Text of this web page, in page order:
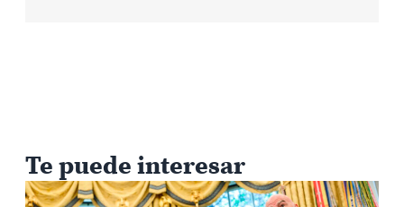
Te puede interesar